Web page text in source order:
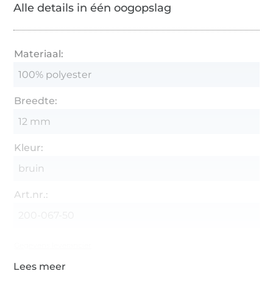
Alle details in één oogopslag
Materiaal:
100% polyester
Breedte:
12 mm
Kleur:
bruin
Art.nr.: